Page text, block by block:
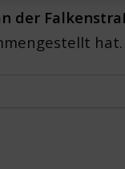
der